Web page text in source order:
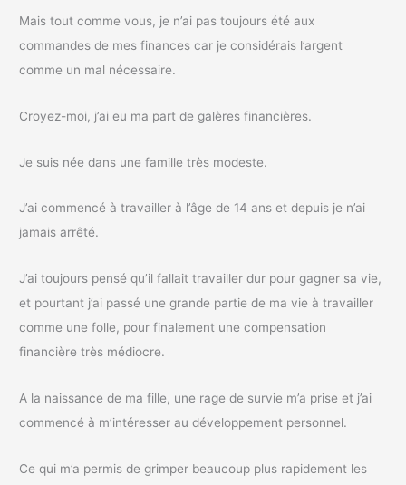
Mais tout comme vous, je n’ai pas toujours été aux
commandes de mes finances car je considérais l’argent
comme un mal nécessaire.
Croyez-moi, j’ai eu ma part de galères financières.
Je suis née dans une famille très modeste.
J’ai commencé à travailler à l’âge de 14 ans et depuis je n’ai
jamais arrêté.
J’ai toujours pensé qu’il fallait travailler dur pour gagner sa vie,
et pourtant j’ai passé une grande partie de ma vie à travailler
comme une folle, pour finalement une compensation
financière très médiocre.
A la naissance de ma fille, une rage de survie m’a prise et j’ai
commencé à m’intéresser au développement personnel.
Ce qui m’a permis de grimper beaucoup plus rapidement les